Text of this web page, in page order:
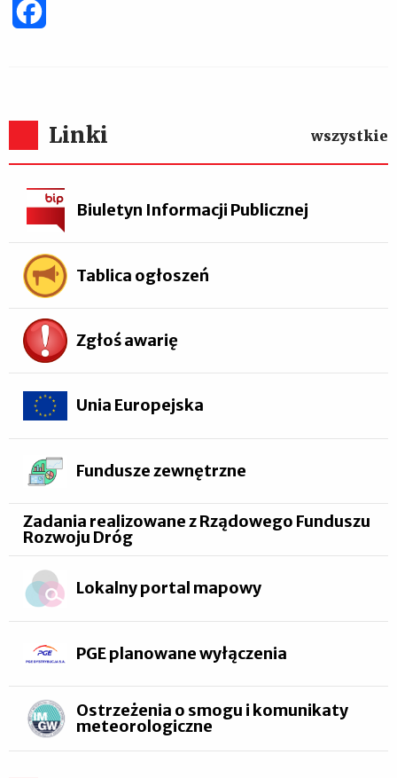
Linki wszystkie
Biuletyn Informacji Publicznej
Tablica ogłoszeń
Zgłoś awarię
Unia Europejska
Fundusze zewnętrzne
Zadania realizowane z Rządowego Funduszu
Rozwoju Dróg
Lokalny portal mapowy
PGE planowane wyłączenia
Ostrzeżenia o smogu i komunikaty
meteorologiczne